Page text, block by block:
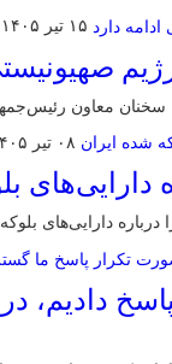
۱۵ تیر ۱۴۰۵
معاون
۰۸ تیر ۱۴۰۵
دارایی‌های
درباره دارایی‌های
دادیم،